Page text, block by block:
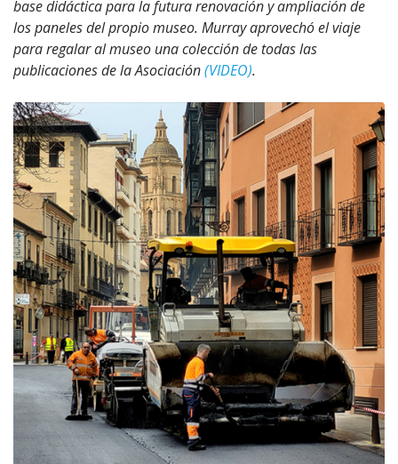
base didáctica para la futura renovación y ampliación de
los paneles del propio museo. Murray aprovechó el viaje
para regalar al museo una colección de todas las
publicaciones de la Asociación(VIDEO).